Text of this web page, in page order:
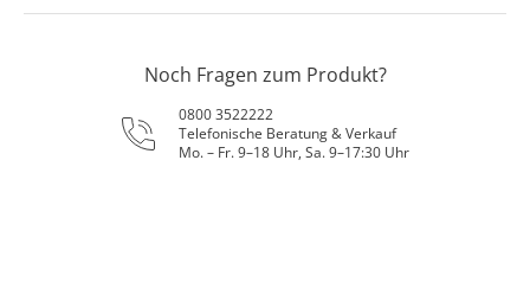
Noch Fragen zum Produkt?
0800 3522222
Telefonische Beratung & Verkauf
Mo. – Fr. 9–18 Uhr, Sa. 9–17:30 Uhr